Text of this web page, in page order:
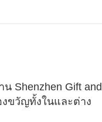
Shenzhen Gift and
งขวัญทั้งในและต่าง